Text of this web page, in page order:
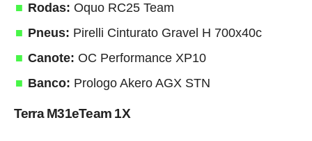
Rodas: Oquo RC25 Team
Pneus: Pirelli Cinturato Gravel H 700x40c
Canote: OC Performance XP10
Banco: Prologo Akero AGX STN
Terra M31eTeam 1X